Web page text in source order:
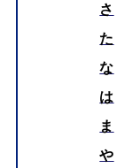
さ
た
な
は
ま
や